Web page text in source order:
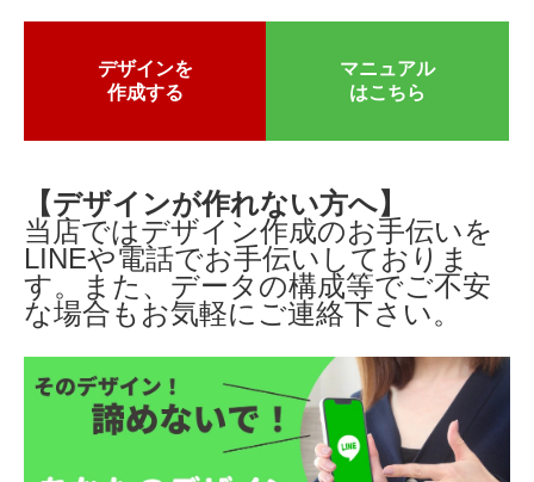
デザインを
作成する
マニュアル
はこちら
【デザインが作れない方へ】
当店ではデザイン作成のお手伝いを
LINEや電話でお手伝いしておりま
す。また、データの構成等でご不安
な場合もお気軽にご連絡下さい。